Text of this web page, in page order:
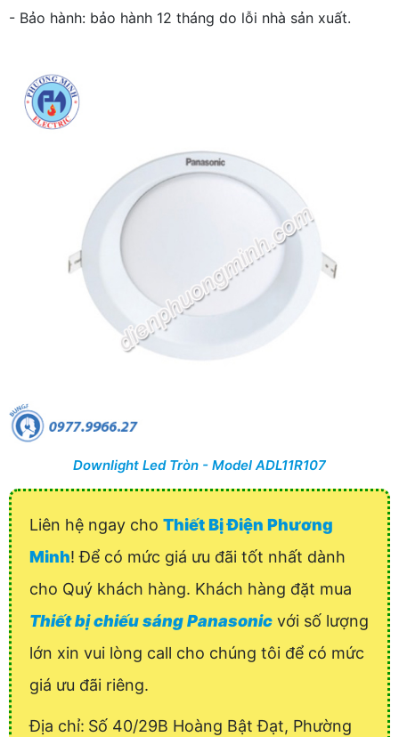
- Bảo hành: bảo hành 12 tháng do lỗi nhà sản xuất.
Downlight Led Tròn - Model ADL11R107
Liên hệ ngay cho Thiết Bị Điện Phương
Minh! Để có mức giá ưu đãi tốt nhất dành
cho Quý khách hàng. Khách hàng đặt mua
Thiết bị chiếu sáng Panasonic với số lượng
lớn xin vui lòng call cho chúng tôi để có mức
giá ưu đãi riêng.
Địa chỉ: Số 40/29B Hoàng Bật Đạt, Phường